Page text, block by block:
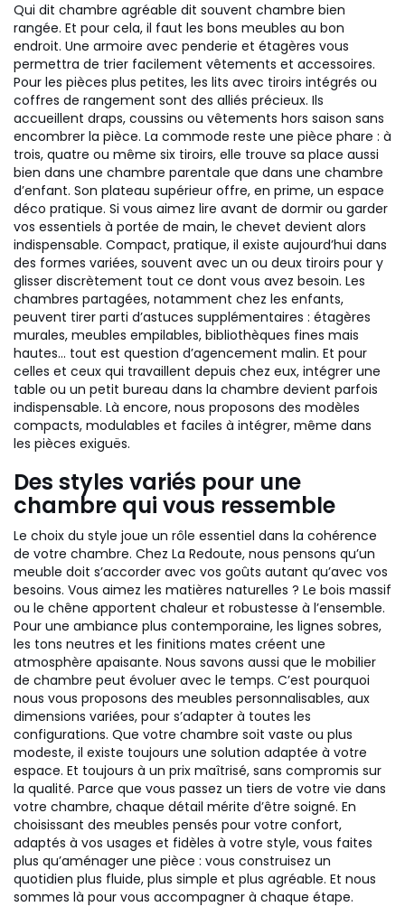
Qui dit chambre agréable dit souvent chambre bien
rangée. Et pour cela, il faut les bons meubles au bon
endroit. Une armoire avec penderie et étagères vous
permettra de trier facilement vêtements et accessoires.
Pour les pièces plus petites, les lits avec tiroirs intégrés ou
coffres de rangement sont des alliés précieux. Ils
accueillent draps, coussins ou vêtements hors saison sans
encombrer la pièce. La commode reste une pièce phare : à
trois, quatre ou même six tiroirs, elle trouve sa place aussi
bien dans une chambre parentale que dans une chambre
d’enfant. Son plateau supérieur offre, en prime, un espace
déco pratique. Si vous aimez lire avant de dormir ou garder
vos essentiels à portée de main, le chevet devient alors
indispensable. Compact, pratique, il existe aujourd’hui dans
des formes variées, souvent avec un ou deux tiroirs pour y
glisser discrètement tout ce dont vous avez besoin. Les
chambres partagées, notamment chez les enfants,
peuvent tirer parti d’astuces supplémentaires : étagères
murales, meubles empilables, bibliothèques fines mais
hautes… tout est question d’agencement malin. Et pour
celles et ceux qui travaillent depuis chez eux, intégrer une
table ou un petit bureau dans la chambre devient parfois
indispensable. Là encore, nous proposons des modèles
compacts, modulables et faciles à intégrer, même dans
les pièces exiguës.
Des styles variés pour une
chambre qui vous ressemble
Le choix du style joue un rôle essentiel dans la cohérence
de votre chambre. Chez La Redoute, nous pensons qu’un
meuble doit s’accorder avec vos goûts autant qu’avec vos
besoins. Vous aimez les matières naturelles ? Le bois massif
ou le chêne apportent chaleur et robustesse à l’ensemble.
Pour une ambiance plus contemporaine, les lignes sobres,
les tons neutres et les finitions mates créent une
atmosphère apaisante. Nous savons aussi que le mobilier
de chambre peut évoluer avec le temps. C’est pourquoi
nous vous proposons des meubles personnalisables, aux
dimensions variées, pour s’adapter à toutes les
configurations. Que votre chambre soit vaste ou plus
modeste, il existe toujours une solution adaptée à votre
espace. Et toujours à un prix maîtrisé, sans compromis sur
la qualité. Parce que vous passez un tiers de votre vie dans
votre chambre, chaque détail mérite d’être soigné. En
choisissant des meubles pensés pour votre confort,
adaptés à vos usages et fidèles à votre style, vous faites
plus qu’aménager une pièce : vous construisez un
quotidien plus fluide, plus simple et plus agréable. Et nous
sommes là pour vous accompagner à chaque étape.